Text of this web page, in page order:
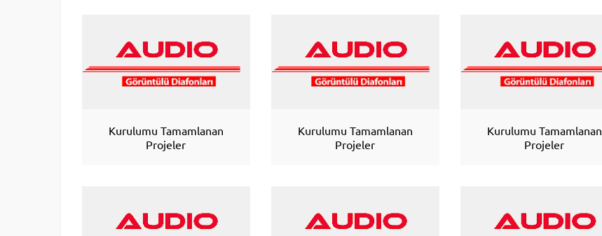
Kurulumu Tamamlanan
Projeler
Kurulumu Tamamlanan
Projeler
Kurulumu Tamamlanan
Projeler